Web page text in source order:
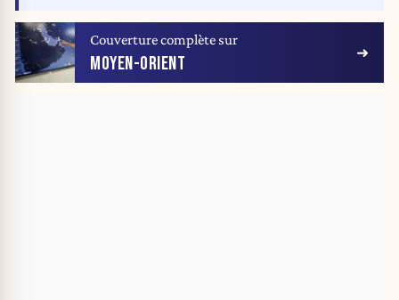
Couverture complète sur
MOYEN-ORIENT